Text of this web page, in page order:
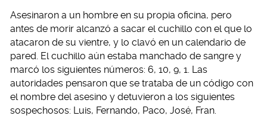
Asesinaron a un hombre en su propia oficina, pero
antes de morir alcanzó a sacar el cuchillo con el que lo
atacaron de su vientre, y lo clavó en un calendario de
pared. El cuchillo aún estaba manchado de sangre y
marcó los siguientes números: 6, 10, 9, 1. Las
autoridades pensaron que se trataba de un código con
el nombre del asesino y detuvieron a los siguientes
sospechosos: Luis, Fernando, Paco, José, Fran.